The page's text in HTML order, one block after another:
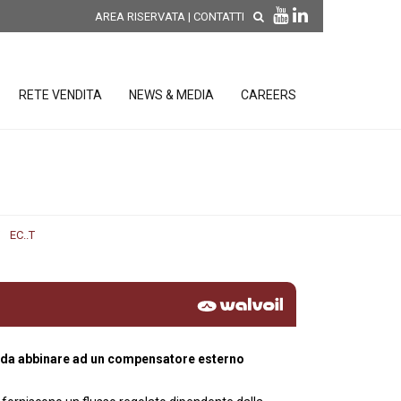
AREA RISERVATA | CONTATTI
RETE VENDITA NEWS & MEDIA CAREERS
EC..T
abbinare ad un compensatore esterno